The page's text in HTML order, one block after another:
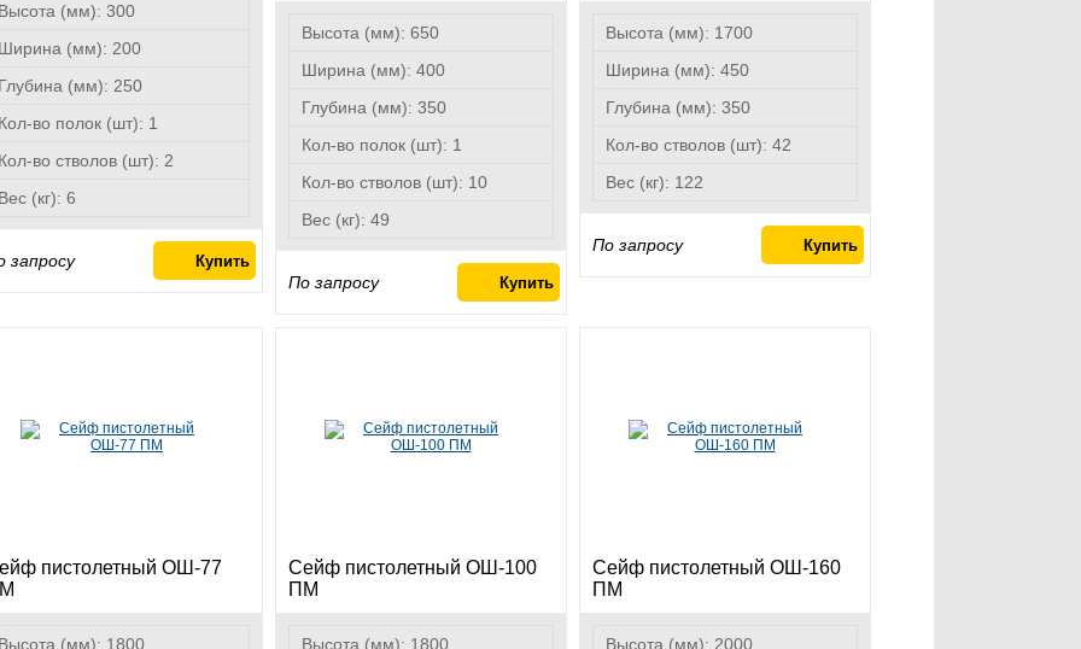
(мм): 300
(мм): 200
(мм): 250
во полок (шт): 1
во стволов (шт): 2
(кг): 6
запросу
Высота (мм): 650
Ширина (мм): 400
Глубина (мм): 350
Кол-во полок (шт): 1
Кол-во стволов (шт): 10
Вес (кг): 49
По запросу
Высота (мм): 1700
Ширина (мм): 450
Глубина (мм): 350
Кол-во стволов (шт): 42
Вес (кг): 122
По запросу
пистолетный ОШ-77
(мм): 1800
Сейф пистолетный ОШ-100
ПМ
Высота (мм): 1800
Сейф пистолетный ОШ-160
ПМ
Высота (мм): 2000